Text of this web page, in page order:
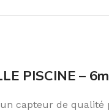
PISCINE –
capteur de qualité